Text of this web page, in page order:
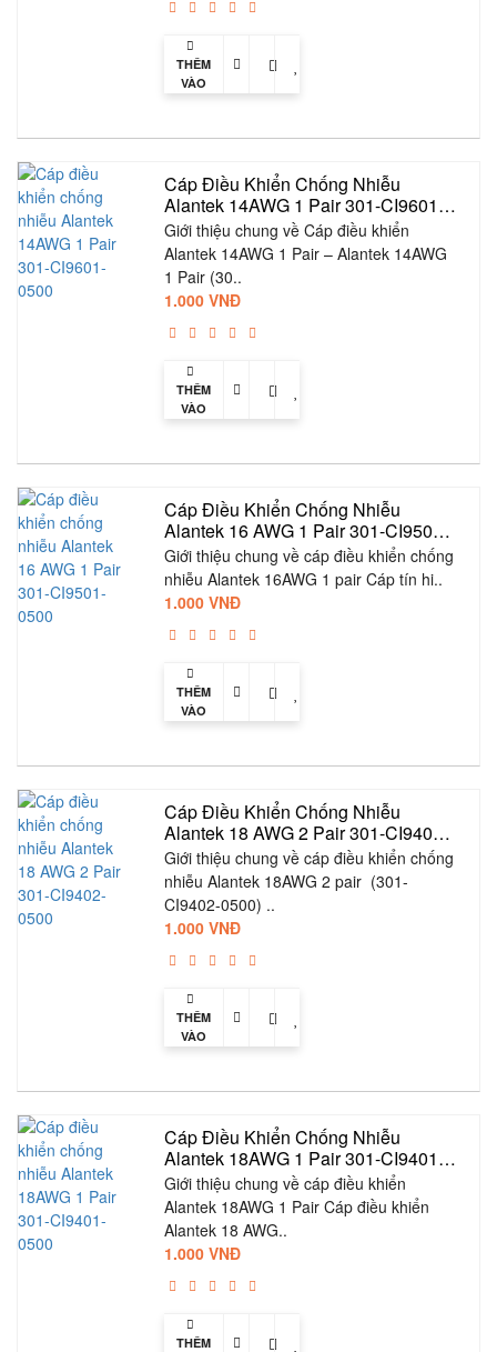
THÊM
VÀO
Cáp Điều Khiển Chống Nhiễu
Alantek 14AWG 1 Pair 301-CI9601-
0500
Giới thiệu chung về Cáp điều khiển
Alantek 14AWG 1 Pair – Alantek 14AWG
1 Pair (30..
1.000 VNĐ
THÊM
VÀO
Cáp Điều Khiển Chống Nhiễu
Alantek 16 AWG 1 Pair 301-CI9501-
0500
Giới thiệu chung về cáp điều khiển chống
nhiễu Alantek 16AWG 1 pair Cáp tín hi..
1.000 VNĐ
THÊM
VÀO
Cáp Điều Khiển Chống Nhiễu
Alantek 18 AWG 2 Pair 301-CI9402-
0500
Giới thiệu chung về cáp điều khiển chống
nhiễu Alantek 18AWG 2 pair (301-
CI9402-0500) ..
1.000 VNĐ
THÊM
VÀO
Cáp Điều Khiển Chống Nhiễu
Alantek 18AWG 1 Pair 301-CI9401-
0500
Giới thiệu chung về cáp điều khiển
Alantek 18AWG 1 Pair Cáp điều khiển
Alantek 18 AWG..
1.000 VNĐ
THÊM